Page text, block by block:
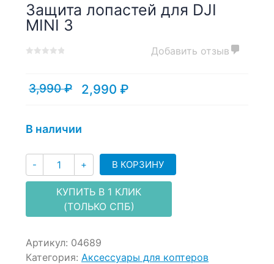
Защита лопастей для DJI
MINI 3
of
based
ratings
Добавить отзыв
3,990₽
Первоначальная2,990 ₽
Текущая
В наличии
- Количество
+ В КОРЗИНУ
КУПИТЬ В 1 КЛИК
(ТОЛЬКО СПБ)
Артикул: 04689
Категория: Аксессуары для коптеров